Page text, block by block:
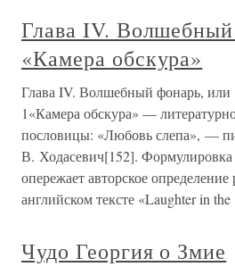
Глава IV.
«Камера обскура»
Глава IV. Волшебный фонарь, или
1«Камера обскура» —
пословицы: «Любовь слепа», —
В. Ходасевич[152]. Формулировка
опережает авторское
английском тексте «Laughter in the
Чудо Георгия о Змие